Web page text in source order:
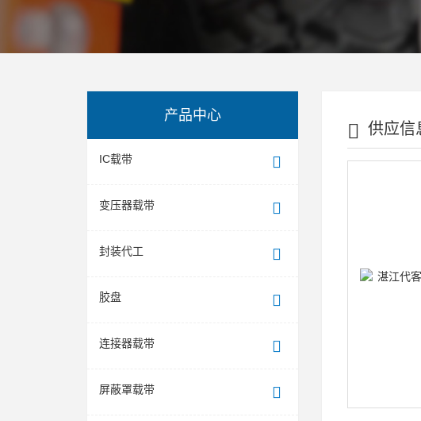
产品中心
IC载带
变压器载带
封装代工
胶盘
连接器载带
屏蔽罩载带
供应信